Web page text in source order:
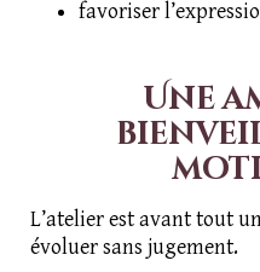
favoriser
Une
L’atelier est avant tout
évoluer sans jugement.